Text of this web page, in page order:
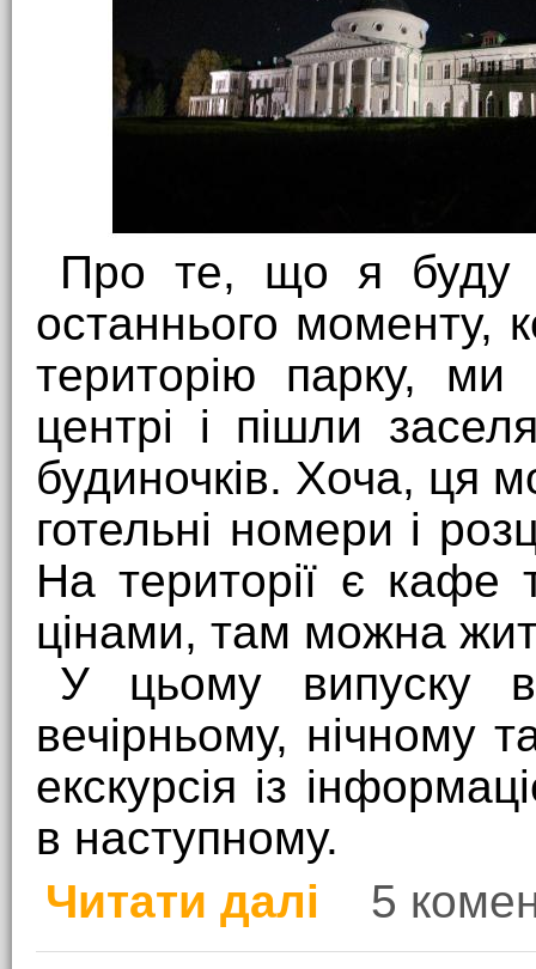
Про те, що я буду
останнього моменту,
територію парку,
центрі і пішли
будиночків. Хоча, ця
готельні номери і
На території є кафе
цінами, там можна
У цьому випуску
вечірньому, нічному
екскурсія із
в наступному.
Читати далі
про П'ятдесят
5